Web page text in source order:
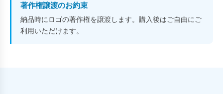
著作権譲渡のお約束
納品時にロゴの著作権を譲渡します。購入後はご自由にご
利用いただけます。